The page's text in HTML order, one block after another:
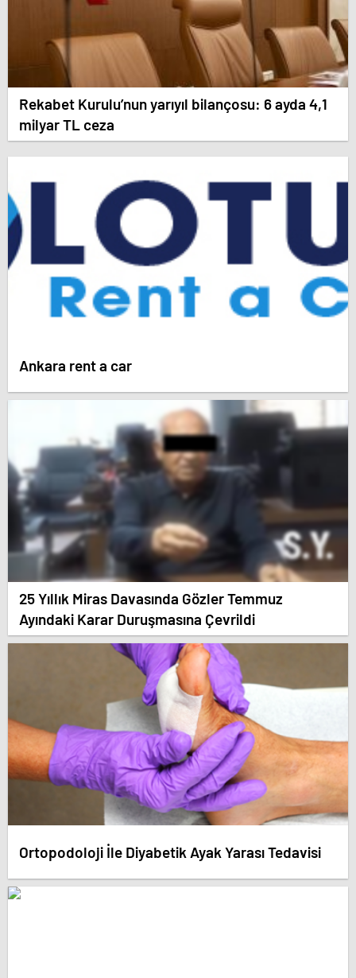
Rekabet Kurulu’nun yarıyıl bilançosu: 6 ayda 4,1
milyar TL ceza
Ankara rent a car
25 Yıllık Miras Davasında Gözler Temmuz
Ayındaki Karar Duruşmasına Çevrildi
Ortopodoloji İle Diyabetik Ayak Yarası Tedavisi